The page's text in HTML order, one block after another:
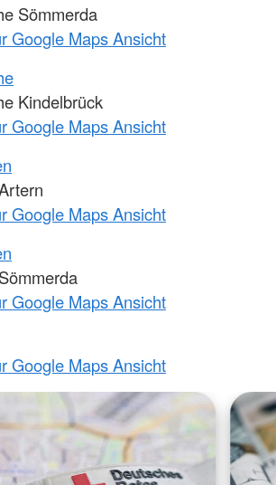
Sömmerda
Google Maps Ansicht
Kindelbrück
Google Maps Ansicht
Google Maps Ansicht
Google Maps Ansicht
Google Maps Ansicht